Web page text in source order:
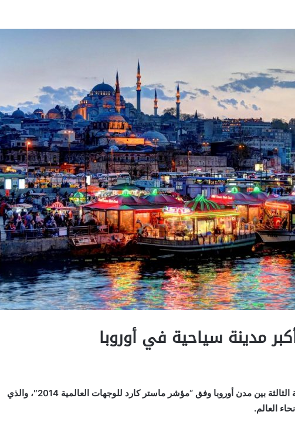
مدينة سياحية في أوروبا
احتلت مدينة إسطنبول المرتبة الثالثة بين مدن أوروبا وفق “مؤشر ماستر كارد للوجهات العالمية 2014″، والذي